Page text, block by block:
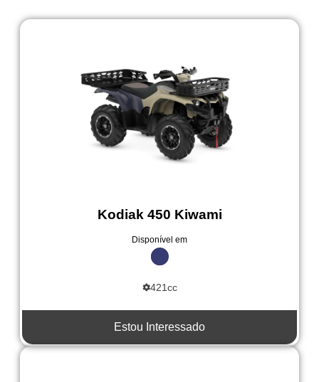
Kodiak 450 Kiwami
Disponível em
421cc
Estou Interessado